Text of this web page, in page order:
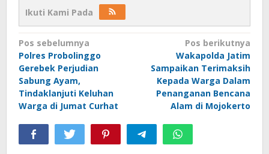
Ikuti Kami Pada
Navigasi
pos
Pos sebelumnya
Polres Probolinggo
Gerebek Perjudian
Sabung Ayam,
Tindaklanjuti Keluhan
Warga di Jumat Curhat
Pos berikutnya
Wakapolda Jatim
Sampaikan Terimaksih
Kepada Warga Dalam
Penanganan Bencana
Alam di Mojokerto